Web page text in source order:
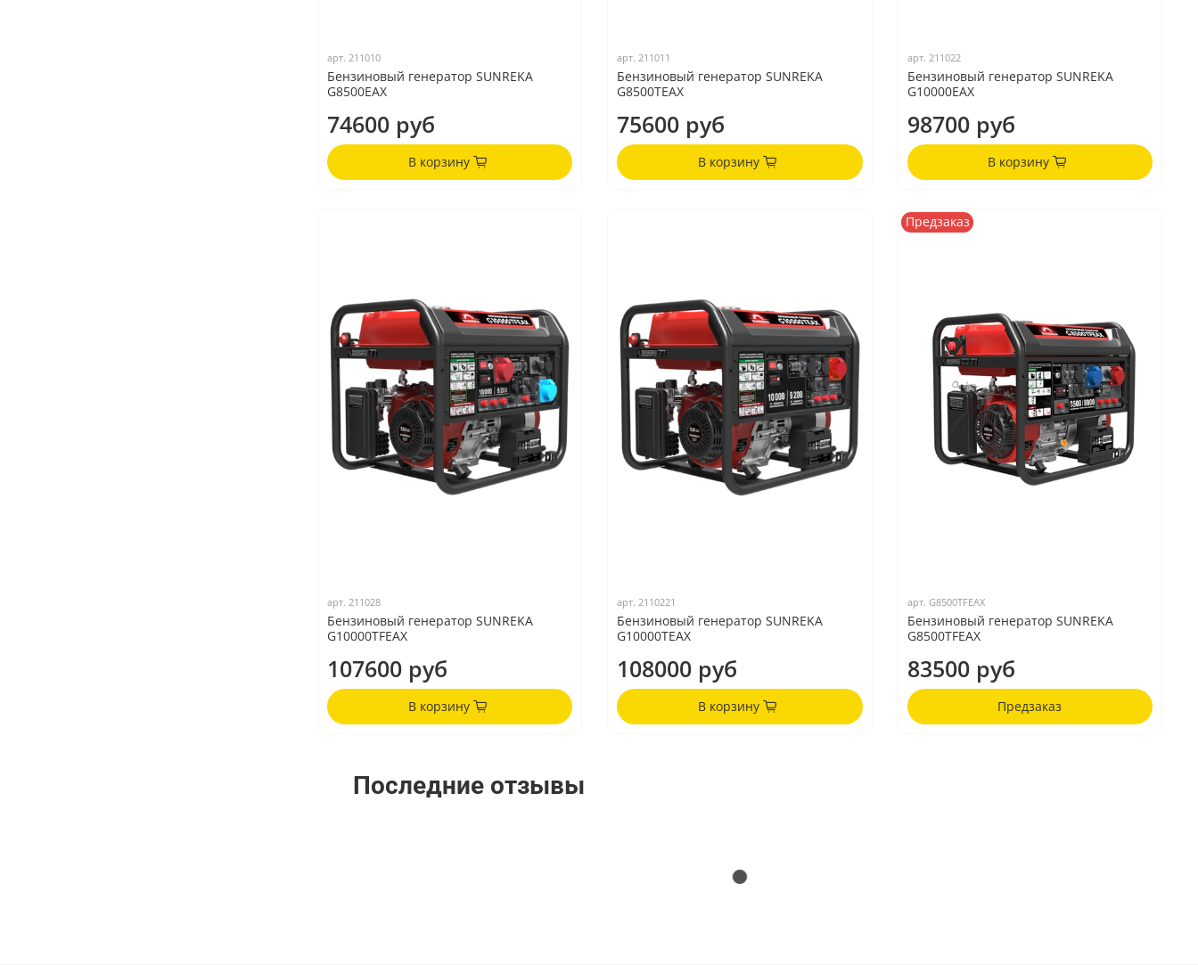
арт. 211010
Бензиновый генератор SUNREKA
G8500EAX
74600 руб
В корзину
арт. 211011
Бензиновый генератор SUNREKA
G8500TEAX
75600 руб
В корзину
арт. 211022
Бензиновый генератор SUNREKA
G10000EAX
98700 руб
В корзину
арт. 211028
Бензиновый генератор SUNREKA
G10000TFEAX
107600 руб
В корзину
арт.2110221
Бензиновый генератор SUNREKA
G10000TEAX
108000 руб
В корзину
Предзаказ
арт. G8500TFEAX
Бензиновый генератор SUNREKA
G8500TFEAX
83500 руб
Предзаказ
Последние отзывы